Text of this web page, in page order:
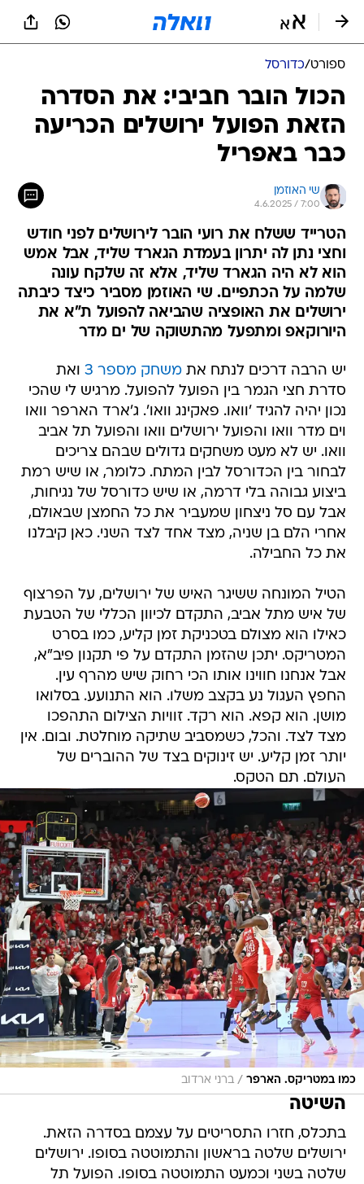
ספורט/כדורסל
הכול הובר חביבי: את הסדרה
הזאת הפועל ירושלים הכריעה
כבר באפריל
שי האוזמן
4.6.2025 / 7:00
הטרייד ששלח את רועי הובר לירושלים לפני חודש
וחצי נתן לה יתרון בעמדת הגארד שליד, אבל אמש
הוא לא היה הגארד שליד, אלא זה שלקח עונה
שלמה על הכתפיים. שי האוזמן מסביר כיצד כיבתה
ירושלים את האופציה שהביאה להפועל ת"א את
היורוקאפ ומתפעל מהתשוקה של ים מדר
יש הרבה דרכים לנתח אתמשחק מספר 3
ואת
סדרת חצי הגמר בין הפועל להפועל. מרגיש לי שהכי
נכון יהיה להגיד 'וואו. פאקינג וואו'. ג'ארד הארפר וואו
וים מדר וואו והפועל ירושלים וואו והפועל תל אביב
וואו. יש לא מעט משחקים גדולים שבהם צריכים
לבחור בין הכדורסל לבין המתח. כלומר, או שיש רמת
ביצוע גבוהה בלי דרמה, או שיש כדורסל של נגיחות,
אבל עם סל ניצחון שמעביר את כל החמצן שבאולם,
אחרי הלם בן שניה, מצד אחד לצד השני. כאן קיבלנו
את כל החבילה.
הטיל המונחה ששיגר האיש של ירושלים, על הפרצוף
של איש מתל אביב, התקדם לכיוון הכללי של הטבעת
כאילו הוא מצולם בטכניקת זמן קליע, כמו בסרט
המטריקס. יתכן שהזמן התקדם על פי תקנון פיב"א,
אבל אנחנו חווינו אותו הכי רחוק שיש מהרף עין.
החפץ העגול נע בקצב משלו. הוא התנועע. בסלואו
מושן. הוא קפא. הוא רקד. זוויות הצילום התהפכו
מצד לצד. והכל, כשמסביב שתיקה מוחלטת. ובום. אין
יותר זמן קליע. יש זינוקים בצד של ההוברים של
העולם. תם הטקס.
כמו במטריקס. הארפר / ברני ארדוב
השיטה
בתכלס, חזרו התסריטים על עצמם בסדרה הזאת.
ירושלים שלטה בראשון והתמוטטה בסופו. ירושלים
שלטה בשני וכמעט התמוטטה בסופו. הפועל תל